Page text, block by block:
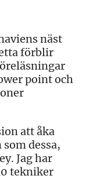
näst
förblir
point och
att åka
dessa,
Jag har
tekniker